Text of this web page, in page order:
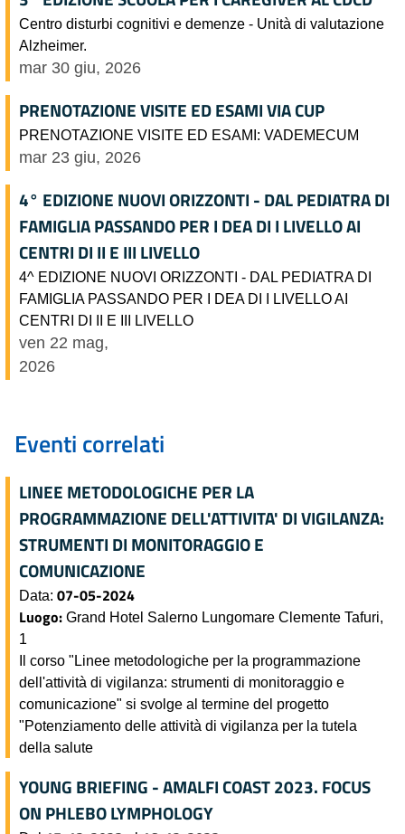
Centro disturbi cognitivi e demenze - Unità di valutazione
Alzheimer.
mar 30 giu, 2026
PRENOTAZIONE VISITE ED ESAMI VIA CUP
PRENOTAZIONE VISITE ED ESAMI: VADEMECUM
mar 23 giu, 2026
4° EDIZIONE NUOVI ORIZZONTI - DAL PEDIATRA DI
FAMIGLIA PASSANDO PER I DEA DI I LIVELLO AI
CENTRI DI II E III LIVELLO
4^ EDIZIONE NUOVI ORIZZONTI - DAL PEDIATRA DI
FAMIGLIA PASSANDO PER I DEA DI I LIVELLO AI
CENTRI DI II E III LIVELLO
ven 22 mag,
2026
Eventi correlati
LINEE METODOLOGICHE PER LA
PROGRAMMAZIONE DELL'ATTIVITA' DI VIGILANZA:
STRUMENTI DI MONITORAGGIO E
COMUNICAZIONE
Data: 07-05-2024
Luogo: Grand Hotel Salerno Lungomare Clemente Tafuri,
1
Il corso "Linee metodologiche per la programmazione
dell'attività di vigilanza: strumenti di monitoraggio e
comunicazione" si svolge al termine del progetto
"Potenziamento delle attività di vigilanza per la tutela
della salute
YOUNG BRIEFING - AMALFI COAST 2023. FOCUS
ON PHLEBO LYMPHOLOGY